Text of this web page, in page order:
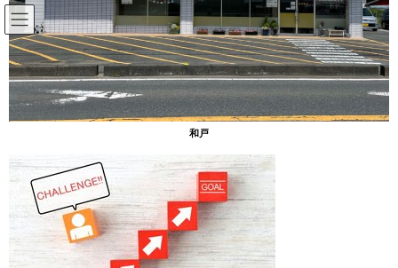
コ
ン
テ
ン
ツ
へ
ス
ナ
ビ
ゲ
ー
シ
ョ
ン
放課後等デイサービスのブログ
放課後等デイサービスのブログ
2024年11月1日
放課後等デイサービスのブログ
ハロウィン制作 第一弾
和戸